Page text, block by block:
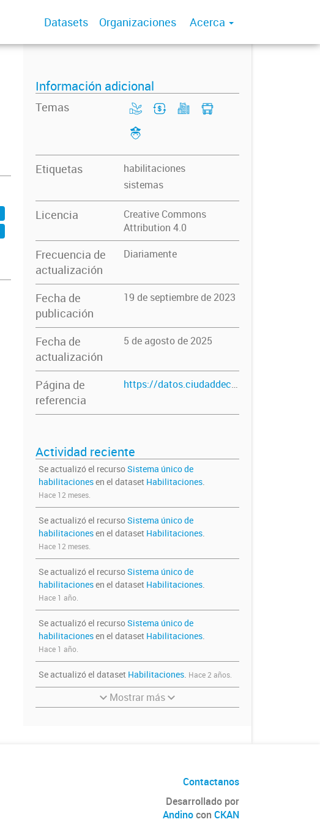
Datasets Organizaciones Acerca
Información adicional
Temas
Etiquetas
habilitaciones
sistemas
Licencia
Creative Commons
Attribution 4.0
Frecuencia de
actualización
Diariamente
Fecha de
publicación
19 de septiembre de 2023
Fecha de
actualización
5 de agosto de 2025
Página de
referencia
https://datos.ciudaddecorrientes.gov.ar/dataset/habilitaciones
Actividad reciente
Se actualizó el recursoSistema único de
habilitacionesen el dataset Habilitaciones.
Hace 12 meses.
Se actualizó el recursoSistema único de
habilitacionesen el dataset Habilitaciones.
Hace 12 meses.
Se actualizó el recursoSistema único de
habilitacionesen el dataset Habilitaciones.
Hace 1 año.
Se actualizó el recursoSistema único de
habilitacionesen el dataset Habilitaciones.
Hace 1 año.
Se actualizó el dataset Habilitaciones. Hace 2 años.
Mostrar más
Contactanos
Desarrollado por
Andinocon CKAN